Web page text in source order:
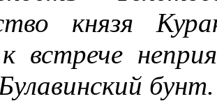
князя
встрече
бунт.